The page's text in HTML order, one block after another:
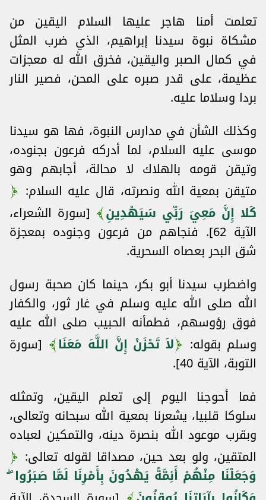
تعلمت أمنا هاجر عليها السلام اليقين من
مشكاة نبوة سيدنا إبراهيم، الذي ضرب المثل
في كمال الصبر واليقين، فخرق الله له معجزات
عظيمة، على قدر صبره على المحن، فصير النار
بردا وسلاما عليه.
وكذلك الشأن في مدارس النبوة، فها هو سيدنا
موسى عليه السلام، لما أدركه فرعون بجنوده،
وتيقن قومه بالهلاك لا محالة، أجابهم وهو
متيقن بمعية الله ونصرته، قال عليه السلام:
كَلا إِنَّ مَعِيَ رَبِّي سَيَهْدِينِ
[سورة الشعراء،
الآية 62]. فنجاهم من فرعون وجنوده بمعجزة
شق البحر بعصاه السحرية.
واضطرب سيدنا أبو بكر، حينما كان صحبة رسول
الله صلى الله عليه وسلم في غار ثور، والكفار
فوق رؤوسهم، فطمأنه الحبيب صلى الله عليه
وسلم بقوله:
لاَ تَحْزَنْ إِنَّ اللَّهَ مَعَنَا
[سورة
التوبة، الآية 40].
فما أحوجنا اليوم إلى تعلم اليقين، وتمثله
سلوكا قلبيا، يشعرنا بمعية الله سبحانه وتعالى،
وبقرب موعود الله بنصرة دينه، والتمكين لعباده
المتقين، ولو بعد حين، مصداقا لقوله تعالى:
وَجَعَلْنَا مِنْهُمْ أَئِمَّةً يَهْدُونَ بِأَمْرِنَا لَمَّا صَبَرُوا ۖ